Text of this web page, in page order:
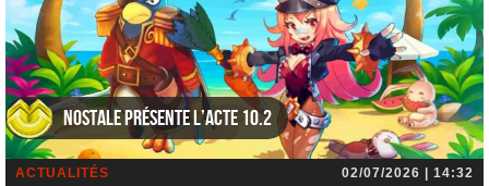
NosTale présente l’Acte 10.2
ACTUALITÉS
02/07/2026 | 14:32